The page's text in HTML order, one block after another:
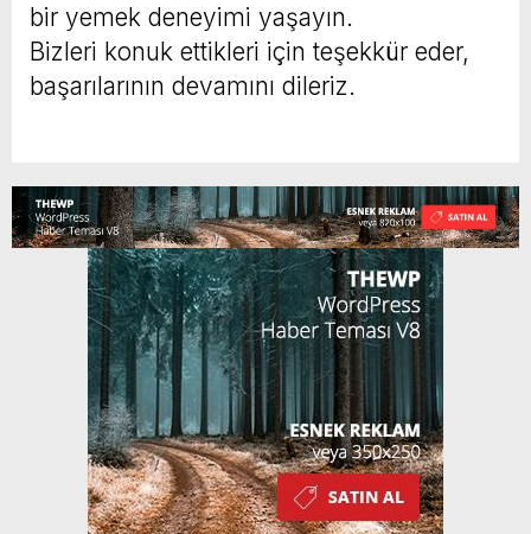
bir yemek deneyimi yaşayın.
Bizleri konuk ettikleri için teşekkür eder,
başarılarının devamını dileriz.